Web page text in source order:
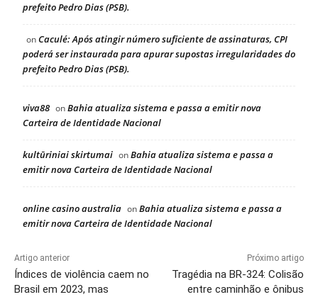
prefeito Pedro Dias (PSB).
onCaculé: Após atingir número suficiente de assinaturas, CPI
poderá ser instaurada para apurar supostas irregularidades do
prefeito Pedro Dias (PSB).
viva88 onBahia atualiza sistema e passa a emitir nova
Carteira de Identidade Nacional
kultūriniai skirtumai onBahia atualiza sistema e passa a
emitir nova Carteira de Identidade Nacional
online casino australia onBahia atualiza sistema e passa a
emitir nova Carteira de Identidade Nacional
Artigo anterior
Índices de violência caem no
Brasil em 2023, mas
Próximo artigo
Tragédia na BR-324: Colisão
entre caminhão e ônibus